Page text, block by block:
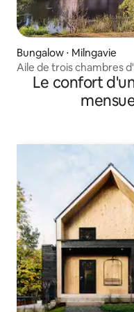
Bungalow ⋅ Milngavie
Aile de trois chambres
Le confort